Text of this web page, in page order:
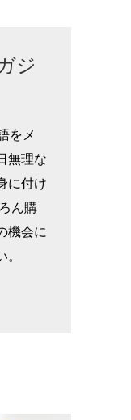
ジ
をメ
無理な
に付け
ん購
機会に